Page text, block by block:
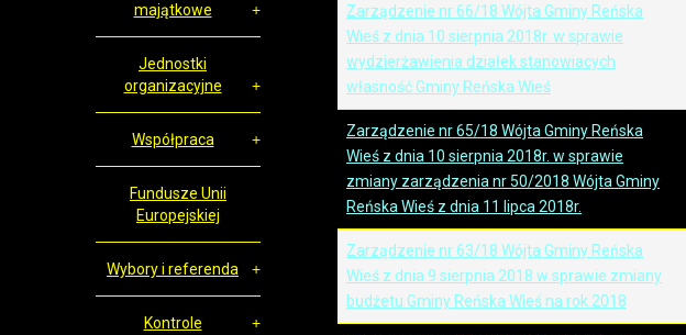
Zarządzenie nr 66/18 Wójta Gminy Reńska
Wieś z dnia 10 sierpnia 2018r. w sprawie
wydzierżawienia działek stanowiacych
własność Gminy Reńska Wieś
Zarządzenie nr 65/18 Wójta Gminy Reńska
Wieś z dnia 10 sierpnia 2018r. w sprawie
zmiany zarządzenia nr 50/2018 Wójta Gminy
Reńska Wieś z dnia 11 lipca 2018r.
Zarządzenie nr 63/18 Wójta Gminy Reńska
Wieś z dnia 9 sierpnia 2018 w sprawie zmiany
budżetu Gminy Reńska Wieś na rok 2018
majątkowe
Jednostki
organizacyjne
Współpraca
Fundusze Unii
Europejskiej
Wybory i referenda
Kontrole